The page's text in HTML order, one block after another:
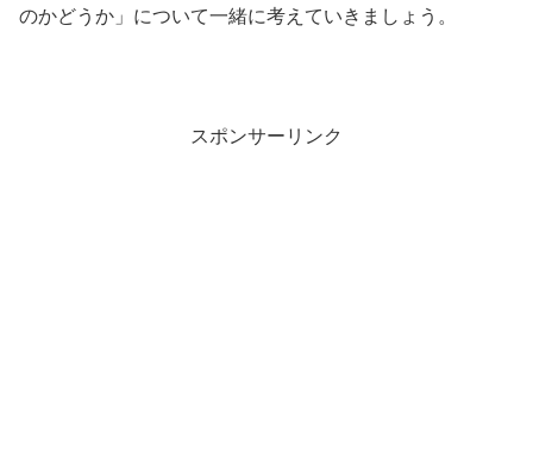
のかどうか」について一緒に考えていきましょう。
スポンサーリンク